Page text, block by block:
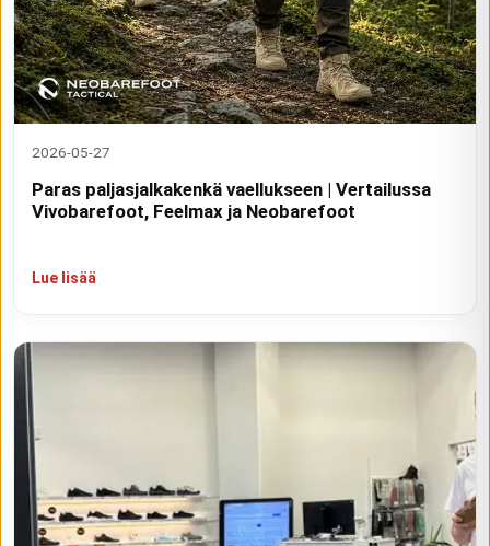
2026-05-27
Paras paljasjalkakenkä vaellukseen | Vertailussa
Vivobarefoot, Feelmax ja Neobarefoot
Lue lisää